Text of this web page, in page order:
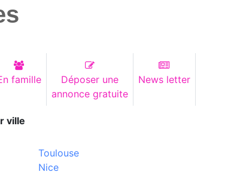
famille
Déposer une
annonce gratuite
News letter
ville
Toulouse
Nice